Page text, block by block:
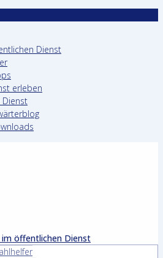
Dienst
erleben
Dienst
öffentlichen Dienst